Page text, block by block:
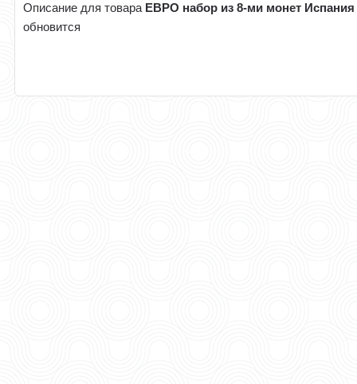
Описание для товара ЕВРО набор из 8-ми монет Испания
обновится